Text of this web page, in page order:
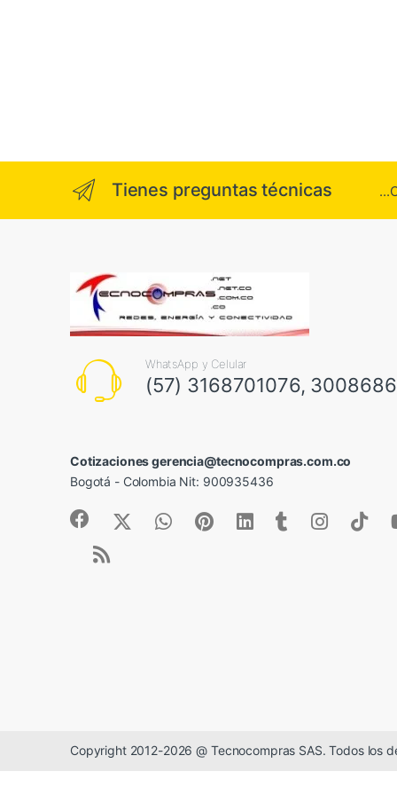
Tienes preguntas técnicas
WhatsApp y Celular
(57) 3168701076,
Cotizaciones gerencia@tecnocompras.com.co
Bogotá - Colombia Nit: 900935436
Copyright 2012-2026 @ Tecnocompras SAS. Todos los